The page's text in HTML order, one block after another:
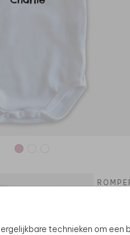
technieken om een